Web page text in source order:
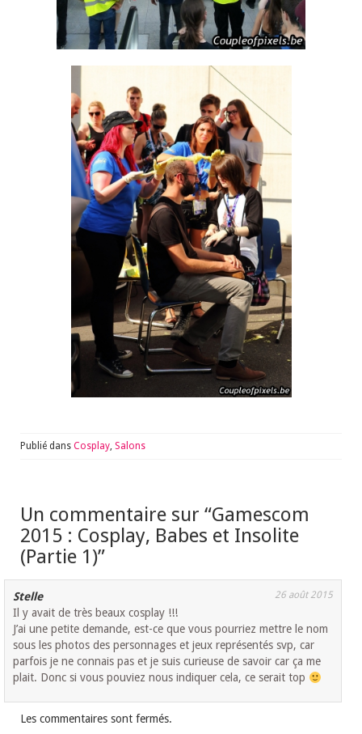
Publié dans Cosplay, Salons
Un commentaire sur “Gamescom
2015 : Cosplay, Babes et Insolite
(Partie 1)”
Stelle 26 août 2015
Il y avait de très beaux cosplay !!!
J’ai une petite demande, est-ce que vous pourriez mettre le nom
sous les photos des personnages et jeux représentés svp, car
parfois je ne connais pas et je suis curieuse de savoir car ça me
plait. Donc si vous pouviez nous indiquer cela, ce serait top
Les commentaires sont fermés.